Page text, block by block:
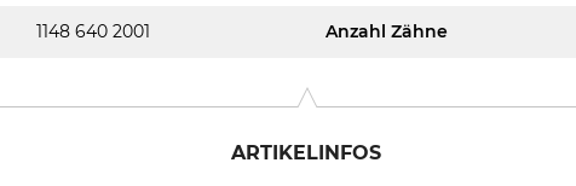
1148 640 2001 Anzahl Zähne
ARTIKELINFOS